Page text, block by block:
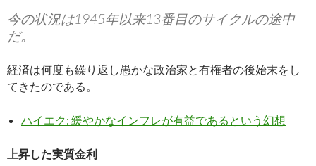
今の状況は1945年以来13番目のサイクルの途中
だ。
経済は何度も繰り返し愚かな政治家と有権者の後始末をし
てきたのである。
ハイエク: 緩やかなインフレが有益であるという幻想
上昇した実質金利